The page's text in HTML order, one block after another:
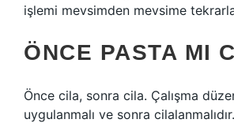
işlemi mevsimden mevsime
ÖNCE PASTA MI
Önce cila, sonra cila. Çalışma
uygulanmalı ve sonra